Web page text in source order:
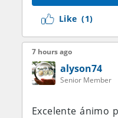
Like (1)
7 hours ago
alyson74
Senior Member
Excelente ánimo